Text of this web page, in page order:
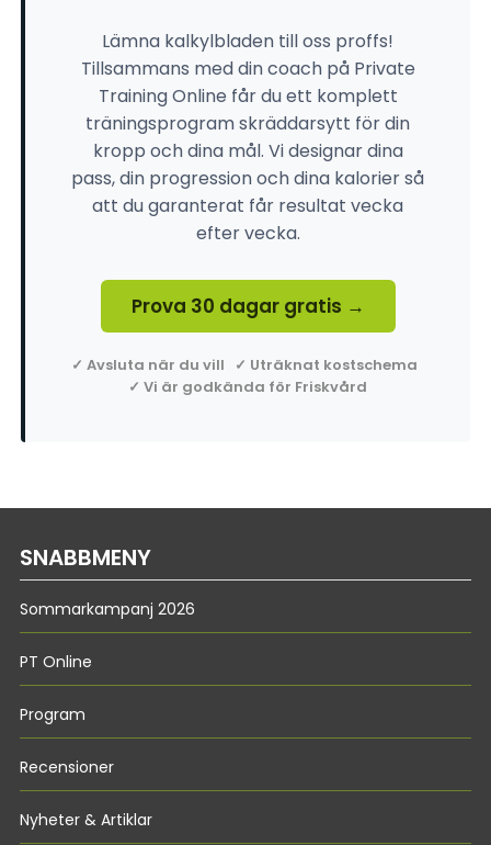
Lämna kalkylbladen till oss proffs!
Tillsammans med din coach på Private
Training Online får du ett komplett
träningsprogram skräddarsytt för din
kropp och dina mål. Vi designar dina
pass, din progression och dina kalorier så
att du garanterat får resultat vecka
efter vecka.
Prova 30 dagar gratis →
✓ Avsluta när du vill ✓ Uträknat kostschema
✓ Vi är godkända för Friskvård
SNABBMENY
Sommarkampanj 2026
PT Online
Program
Recensioner
Nyheter & Artiklar